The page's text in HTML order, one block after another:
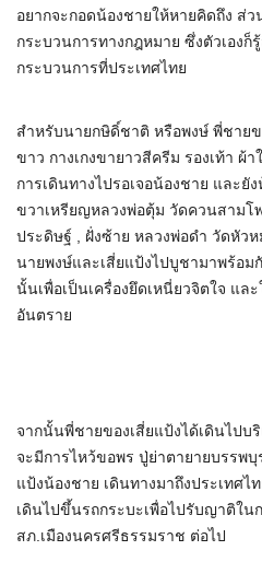
อยากจะกอดน้องชายให้หายคิดถึง ส่ว
กระบวนการทางกฎหมาย ซึ่งตัวเองก็
กระบวนการที่ประเทศไทย
สำหรับนายกษิดิ์ชาติ หรือพงษ์ พี่ชาย
ขาว กางเกงขายาวสีครีม รองเท้า ผ้
การเดินทางไปรอเจอน้องชาย และยั
ขวาเหรียญหลวงพ่อตุ้ม วัดควนสามโ
ประดิษฐ์ , ฝั่งซ้าย หลวงพ่อดำ วัดหัว
นายพงษ์และเสี่ยแป้งไปบูชามาพร้อม
นั้นเพื่อเป็นเครื่องยึดเหนี่ยวจิตใจ แล
อันตราย
จากนั้นพี่ชายของเสี่ยแป้งได้เดินไป
จะมีการไหว้ขอพร ปู่ย่าตายายบรรพ
แป้งน้องชาย เดินทางมาถึงประเทศ
เดินไปขึ้นรถกระบะเพื่อไปรับญาติใน
สภ.เมืองนครศรีธรรมราช ต่อไป